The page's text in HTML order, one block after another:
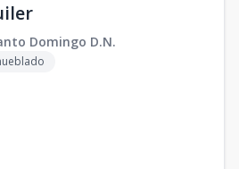
Domingo D.N.